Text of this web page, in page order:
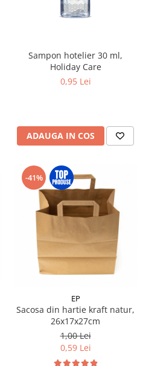
Sampon hotelier 30 ml,
Holiday Care
0,95 Lei
ADAUGA IN COS
-41%
EP
Sacosa din hartie kraft natur,
26x17x27cm
1,00 Lei
0,59 Lei